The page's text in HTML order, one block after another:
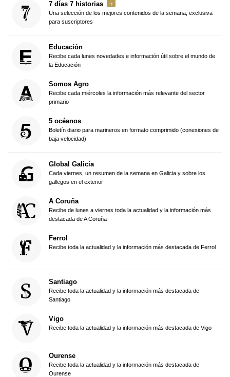
7 días 7 historias
Una selección de los mejores contenidos de la semana, exclusiva
para suscriptores
Educación
Recibe cada lunes novedades e información útil sobre el mundo de
la Educación
Somos Agro
Recibe cada miércoles la información más relevante del sector
primario
5 océanos
Boletín diario para marineros en formato comprimido (conexiones de
baja velocidad)
Global Galicia
Cada viernes, un resumen de la semana en Galicia y sobre los
gallegos en el exterior
A Coruña
Recibe de lunes a viernes toda la actualidad y la información más
destacada de A Coruña
Ferrol
Recibe toda la actualidad y la información más destacada de Ferrol
Santiago
Recibe toda la actualidad y la información más destacada de
Santiago
Vigo
Recibe toda la actualidad y la información más destacada de Vigo
Ourense
Recibe toda la actualidad y la información más destacada de
Ourense